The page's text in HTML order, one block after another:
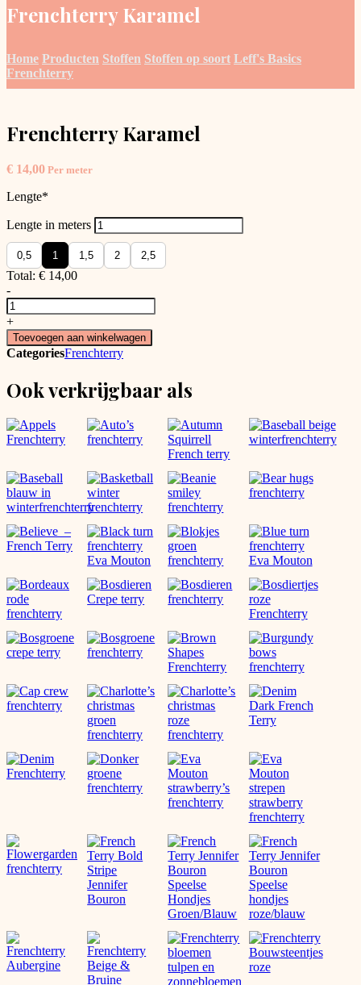
Frenchterry Karamel
Home Producten Stoffen Stoffen op soort Leff's Basics
Frenchterry
Frenchterry Karamel
€ 14,00 Per meter
Lengte*
Lengte in meters
0,5 1 1,5 2 2,5
Total: € 14,00
-
Frenchterry
Karamel
aantal
+
Toevoegen aan winkelwagen
CategoriesFrenchterry
Ook verkrijgbaar als